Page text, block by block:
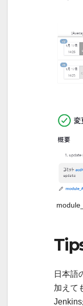
日本語
加えて